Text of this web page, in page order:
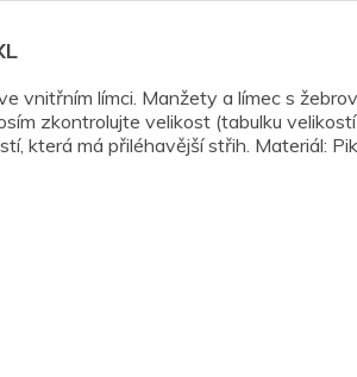
vnitřním límci. Manžety a límec s
zkontrolujte velikost (tabulku
která má přiléhavější střih. Materiál: